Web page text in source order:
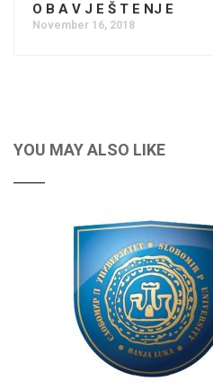
O B A V J E Š T E NJ E
November 16, 2018
YOU MAY ALSO LIKE